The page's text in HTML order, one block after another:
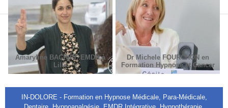
Amaryline BACHIRI, EMDR à
Lille
Dr Michele FOURCHON en
Formation Hypnose et Cancer
IN-DOLORE - Formation en Hypnose Médicale, Para-Médicale,